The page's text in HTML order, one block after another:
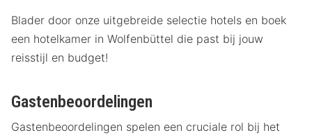
Blader door onze uitgebreide selectie hotels en boek
een hotelkamer in Wolfenbüttel die past bij jouw
reisstijl en budget!
Gastenbeoordelingen
Gastenbeoordelingen spelen een cruciale rol bij het